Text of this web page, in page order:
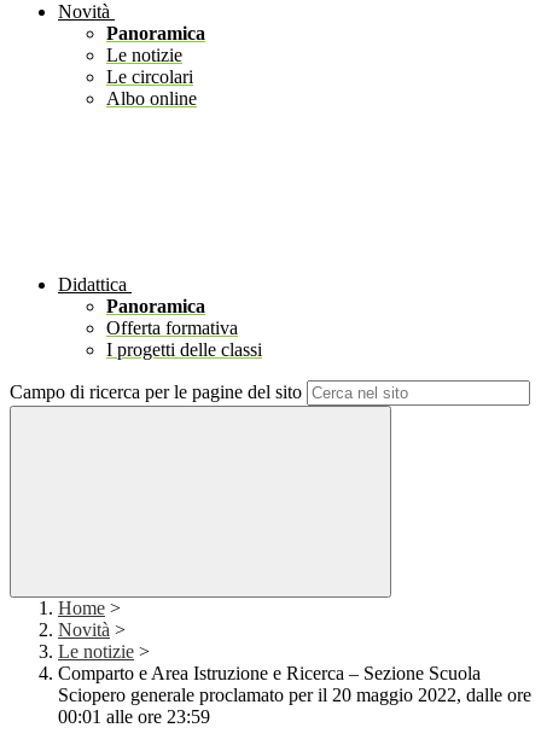
Novità
Panoramica
Le notizie
Le circolari
Albo online
Didattica
Panoramica
Offerta formativa
I progetti delle classi
Campo di ricerca per le pagine del sito
Home >
Novità >
Le notizie >
Comparto e Area Istruzione e Ricerca – Sezione Scuola
Sciopero generale proclamato per il 20 maggio 2022, dalle ore
00:01 alle ore 23:59